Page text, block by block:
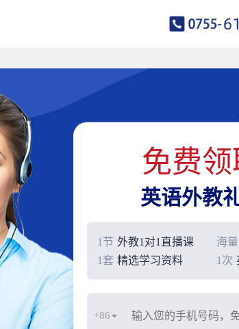
免费领
英语外教
1节 外教1对1直播课 海量
1套 精选学习资料 1次
+86